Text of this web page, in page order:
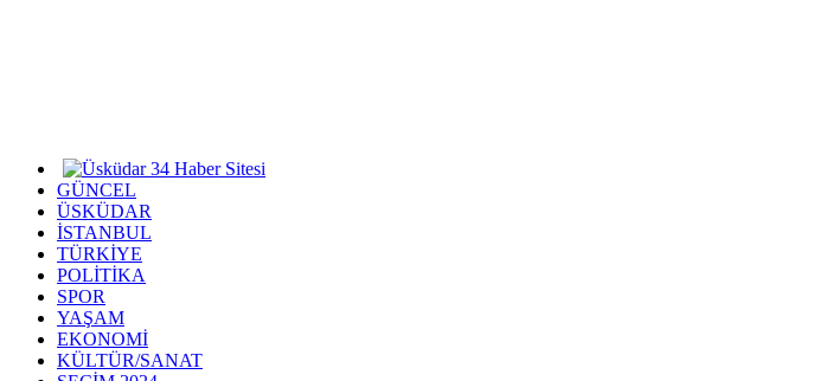
GÜNCEL
ÜSKÜDAR
İSTANBUL
TÜRKİYE
POLİTİKA
SPOR
YAŞAM
EKONOMİ
KÜLTÜR/SANAT